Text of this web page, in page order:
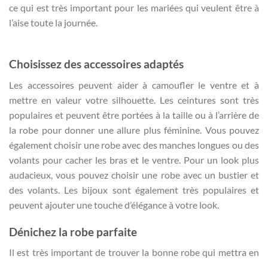
ce qui est très important pour les mariées qui veulent être à
l’aise toute la journée.
Choisissez des accessoires adaptés
Les accessoires peuvent aider à camoufler le ventre et à
mettre en valeur votre silhouette. Les ceintures sont très
populaires et peuvent être portées à la taille ou à l’arrière de
la robe pour donner une allure plus féminine. Vous pouvez
également choisir une robe avec des manches longues ou des
volants pour cacher les bras et le ventre. Pour un look plus
audacieux, vous pouvez choisir une robe avec un bustier et
des volants. Les bijoux sont également très populaires et
peuvent ajouter une touche d’élégance à votre look.
Dénichez la robe parfaite
Il est très important de trouver la bonne robe qui mettra en